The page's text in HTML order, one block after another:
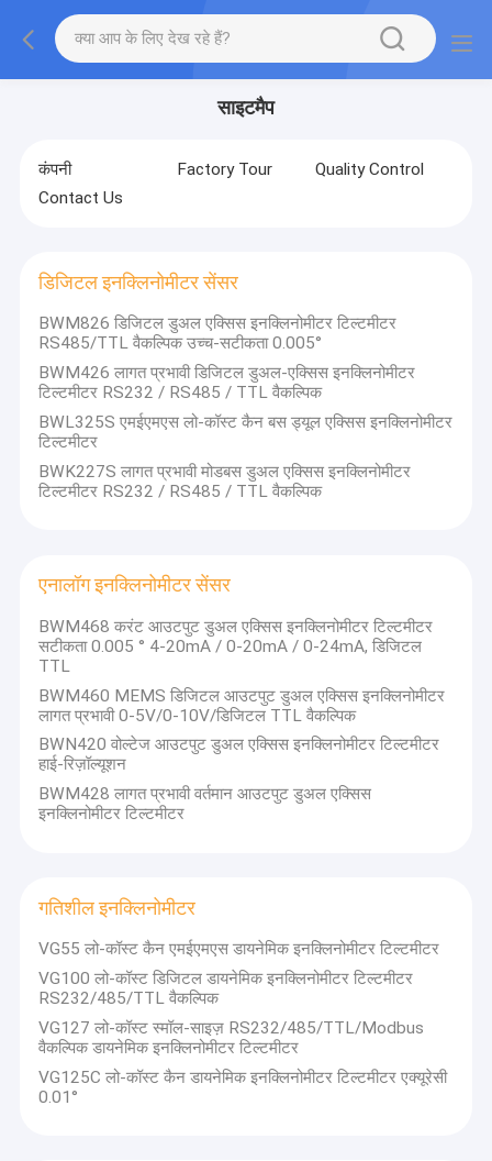
साइटमैप
कंपनी Factory Tour
Quality Control
Contact Us
डिजिटल इनक्लिनोमीटर सेंसर
BWM826 डिजिटल डुअल एक्सिस इनक्लिनोमीटर टिल्टमीटर
RS485/TTL वैकल्पिक उच्च-सटीकता 0.005°
BWM426 लागत प्रभावी डिजिटल डुअल-एक्सिस इनक्लिनोमीटर
टिल्टमीटर RS232 / RS485 / TTL वैकल्पिक
BWL325S एमईएमएस लो-कॉस्ट कैन बस ड्यूल एक्सिस इनक्लिनोमीटर
टिल्टमीटर
BWK227S लागत प्रभावी मोडबस डुअल एक्सिस इनक्लिनोमीटर
टिल्टमीटर RS232 / RS485 / TTL वैकल्पिक
एनालॉग इनक्लिनोमीटर सेंसर
BWM468 करंट आउटपुट डुअल एक्सिस इनक्लिनोमीटर टिल्टमीटर
सटीकता 0.005 ° 4-20mA / 0-20mA / 0-24mA, डिजिटल
TTL
BWM460 MEMS डिजिटल आउटपुट डुअल एक्सिस इनक्लिनोमीटर
लागत प्रभावी 0-5V/0-10V/डिजिटल TTL वैकल्पिक
BWN420 वोल्टेज आउटपुट डुअल एक्सिस इनक्लिनोमीटर टिल्टमीटर
हाई-रिज़ॉल्यूशन
BWM428 लागत प्रभावी वर्तमान आउटपुट डुअल एक्सिस
इनक्लिनोमीटर टिल्टमीटर
गतिशील इनक्लिनोमीटर
VG55 लो-कॉस्ट कैन एमईएमएस डायनेमिक इनक्लिनोमीटर टिल्टमीटर
VG100 लो-कॉस्ट डिजिटल डायनेमिक इनक्लिनोमीटर टिल्टमीटर
RS232/485/TTL वैकल्पिक
VG127 लो-कॉस्ट स्मॉल-साइज़ RS232/485/TTL/Modbus
वैकल्पिक डायनेमिक इनक्लिनोमीटर टिल्टमीटर
VG125C लो-कॉस्ट कैन डायनेमिक इनक्लिनोमीटर टिल्टमीटर एक्यूरेसी
0.01°